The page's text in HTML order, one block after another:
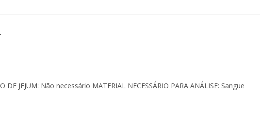
JEJUM: Não necessário MATERIAL NECESSÁRIO PARA ANÁLISE: Sangue